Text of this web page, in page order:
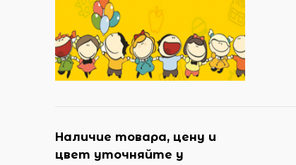
Наличие товара, цену и
цвет уточняйте у